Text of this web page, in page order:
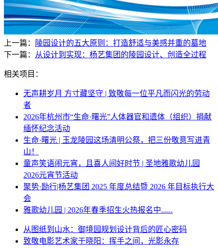
上一篇：
陵园设计的五大原则：打造舒适与美感并重的墓地
下一篇：
从设计到实现：杨艺集团的陵园设计、创造全过程
相关项目：
无声耕岁月 方寸藏坚守 | 致敬每一位平凡而闪光的劳动
者
2026年杭州市“生命·曙光”人体器官和遗体（组织）捐献
缅怀纪念活动
生命·曙光 | 玉龙陵园这场清明公祭，把三份敬意写进青
山！
童声笑语闹元宵，且喜人间好时节 | 圣地雅歌幼儿园
2026元宵节活动
聚势·励行|杨艺集团 2025 年度总结暨 2026 年目标执行大
会
雅歌幼儿园 | 2026年春季招生火热报名中......
从图纸到山水：御境园规划设计背后的匠心密码
致敬电影艺术家于晓阳：挥手之间，光影永存